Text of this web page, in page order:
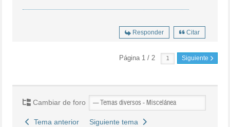
Responder Citar
Página 1 / 2 Siguiente
Cambiar de foro
Tema anterior Siguiente tema